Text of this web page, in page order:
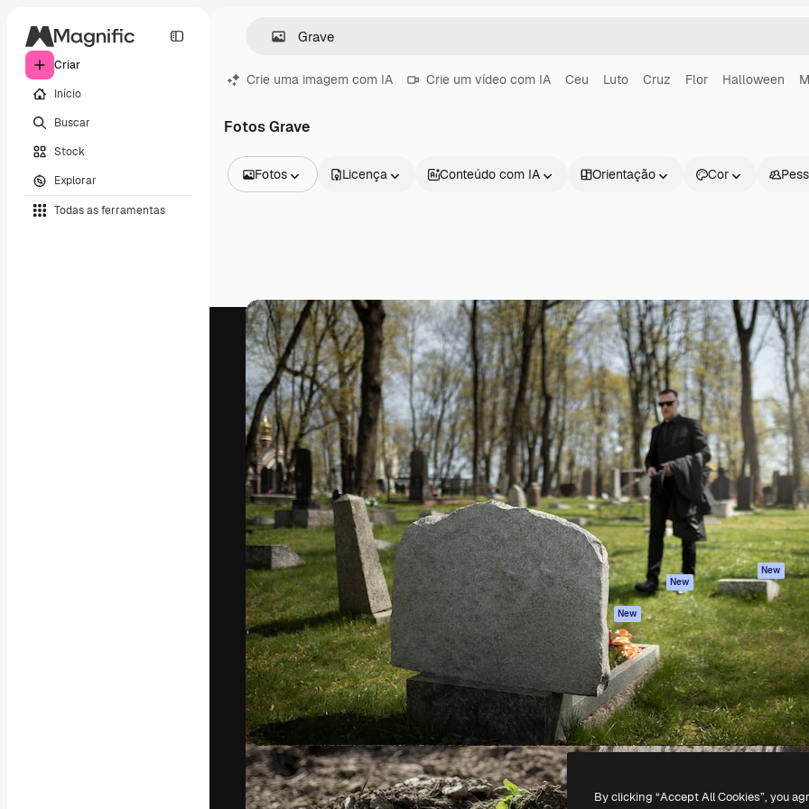
Criar
Início
Buscar
Stock
Explorar
Todas as ferramentas
Crie uma imagem com IA Crie um vídeo com IA Ceu Luto Cruz Flor Halloween
Fotos Grave
Fotos
Vídeos
Clipes de vídeo
Animações
Modelos de vídeos
Ícones
Modelos 3D
Fontes
Licença Conteúdo com IA Orientação Cor
A plataforma criativa para você direcionar
seu melhor trabalho. Mais de 1 milhão de
assinantes entre criativos, empresas,
agências e estúdios.
Português
Produtos
Spaces
Assistente de IA
Gerador de
imagens
Gerador de vídeos
Texto para voz
Conteúdo de stock
MCP para
Claude/ChatGPT
New
Agentes New
API
App móvel
Todas as
ferramentas
Começar
Academy
Documentação
Atendimento
Termos e
condições
Política de
privacidade
Originais New
Política de
Central de
confiabilidade
Afiliados
Empresas
Copyright © 2010-2026Freepik Company S.L.U.Todos os direitos reservados.
By clicking “Accept All Cookies”, you